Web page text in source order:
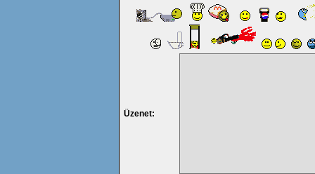
Üzenet: